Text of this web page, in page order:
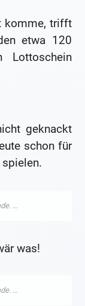
komme, trifft
etwa 120
Lottoschein
geknackt
schon für
was!